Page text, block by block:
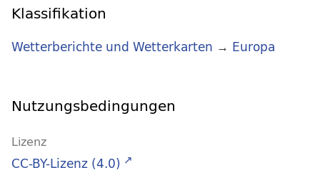
Klassifikation
Wetterberichte und Wetterkarten → Europa
Nutzungsbedingungen
Lizenz
CC-BY-Lizenz (4.0)